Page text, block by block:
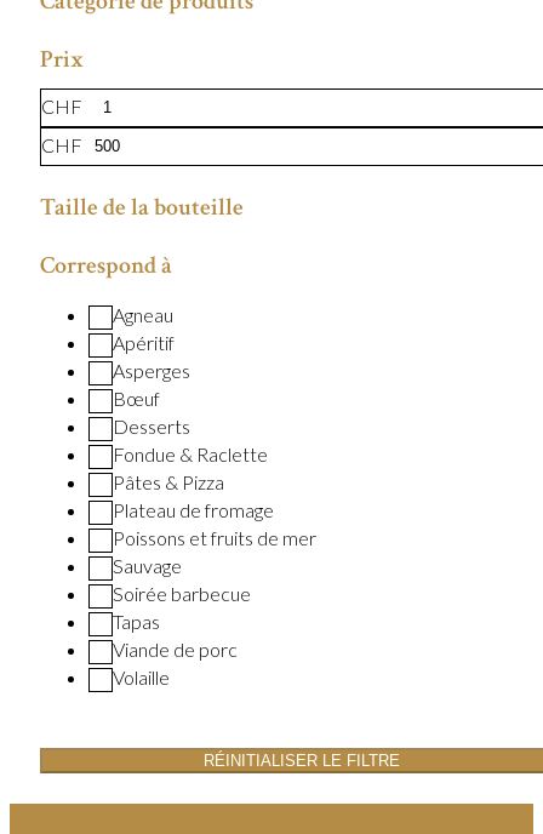
Prix
CHF
CHF
Taille de la bouteille
Correspond à
Agneau
Apéritif
Asperges
Bœuf
Desserts
Fondue & Raclette
Pâtes & Pizza
Plateau de fromage
Poissons et fruits de mer
Sauvage
Soirée barbecue
Tapas
Viande de porc
Volaille
RÉINITIALISER LE FILTRE